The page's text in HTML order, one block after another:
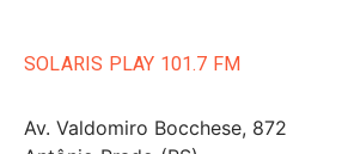
SOLARIS PLAY 101.7 FM
Av. Valdomiro Bocchese, 872